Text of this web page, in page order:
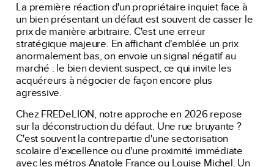
La première réaction d'un propriétaire inquiet face à
un bien présentant un défaut est souvent de casser le
prix de manière arbitraire. C'est une erreur
stratégique majeure. En affichant d'emblée un prix
anormalement bas, on envoie un signal négatif au
marché : le bien devient suspect, ce qui invite les
acquéreurs à négocier de façon encore plus
agressive.
Chez FREDeLION, notre approche en 2026 repose
sur la déconstruction du défaut. Une rue bruyante ?
C'est souvent la contrepartie d'une sectorisation
scolaire d'excellence ou d'une proximité immédiate
avec les métros Anatole France ou Louise Michel. Un